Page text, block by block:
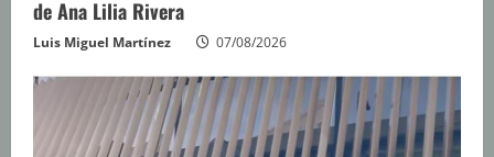
de Ana Lilia Rivera
Luis Miguel Martínez 07/08/2026